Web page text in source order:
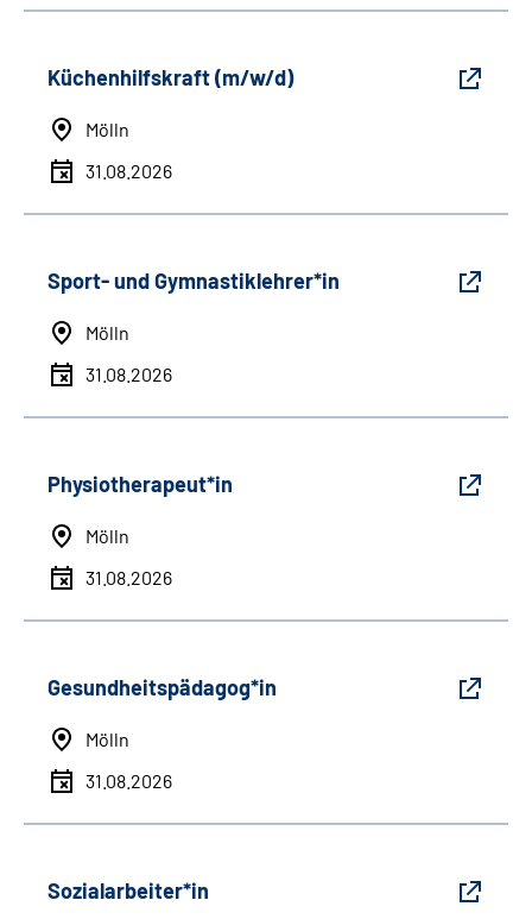
Küchenhilfskraft (m/w/d)
Mölln
31.08.2026
Sport- und Gymnastiklehrer*in
Mölln
31.08.2026
Physiotherapeut*in
Mölln
31.08.2026
Gesundheitspädagog*in
Mölln
31.08.2026
Sozialarbeiter*in